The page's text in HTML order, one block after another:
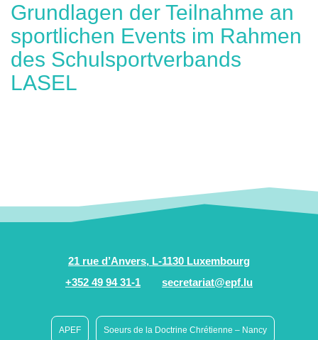
Grundlagen der Teilnahme an
sportlichen Events im Rahmen
des Schulsportverbands
LASEL
21 rue d’Anvers, L-1130 Luxembourg
+352 49 94 31-1
secretariat@epf.lu
APEF Soeurs de la Doctrine Chrétienne – Nancy